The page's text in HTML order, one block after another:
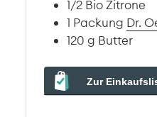
1/2 Bio Zitrone
1 Packung Dr.
120 g Butter
Zur